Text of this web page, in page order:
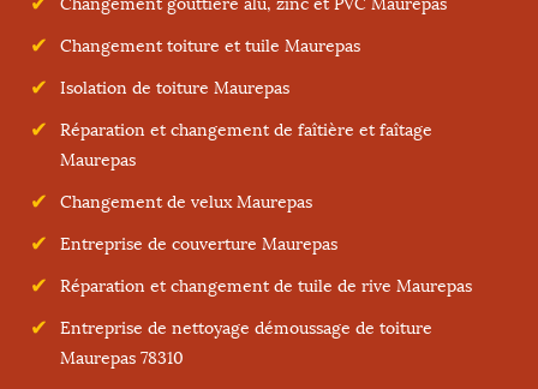
Changement gouttière alu, zinc et PVC Maurepas
Changement toiture et tuile Maurepas
Isolation de toiture Maurepas
Réparation et changement de faîtière et faîtage
Maurepas
Changement de velux Maurepas
Entreprise de couverture Maurepas
Réparation et changement de tuile de rive Maurepas
Entreprise de nettoyage démoussage de toiture
Maurepas 78310